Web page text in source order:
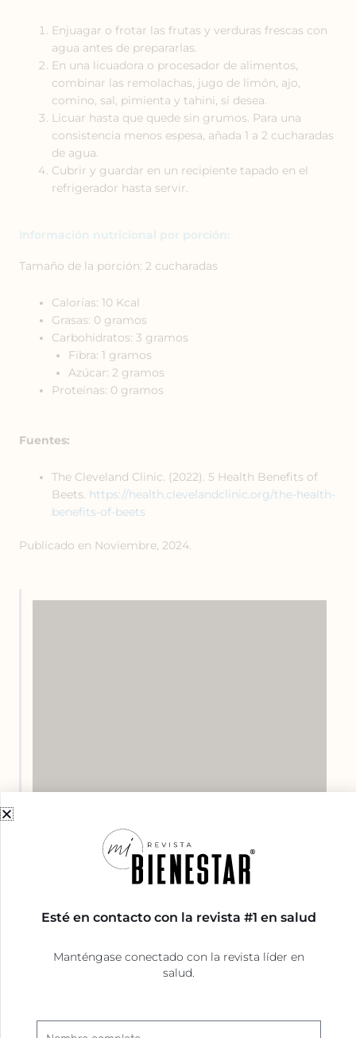
Enjuagar o frotar las frutas y verduras frescas con
agua antes de prepararlas.
En una licuadora o procesador de alimentos,
combinar las remolachas, jugo de limón, ajo,
comino, sal, pimienta y tahini, si desea.
Licuar hasta que quede sin grumos. Para una
consistencia menos espesa, añada 1 a 2 cucharadas
de agua.
Cubrir y guardar en un recipiente tapado en el
refrigerador hasta servir.
Información nutricional por porción:
Tamaño de la porción: 2 cucharadas
Calorías: 10 Kcal
Grasas: 0 gramos
Carbohidratos: 3 gramos
Fibra: 1 gramos
Azúcar: 2 gramos
Proteínas: 0 gramos
Fuentes:
The Cleveland Clinic. (2022). 5 Health Benefits of
Beets. https://health.clevelandclinic.org/the-health-
benefits-of-beets
Publicado en Noviembre, 2024.
Esté en contacto con la revista #1 en salud
Manténgase conectado con la revista líder en
salud.